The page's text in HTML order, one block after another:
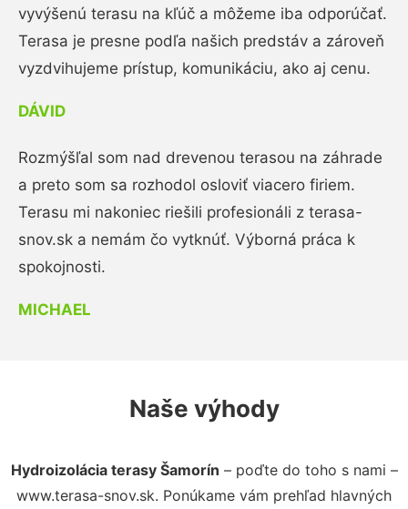
vyvýšenú terasu na kľúč a môžeme iba odporúčať.
Terasa je presne podľa našich predstáv a zároveň
vyzdvihujeme prístup, komunikáciu, ako aj cenu.
DÁVID
Rozmýšľal som nad drevenou terasou na záhrade
a preto som sa rozhodol osloviť viacero firiem.
Terasu mi nakoniec riešili profesionáli z terasa-
snov.sk a nemám čo vytknúť. Výborná práca k
spokojnosti.
MICHAEL
Naše výhody
Hydroizolácia terasy Šamorín – poďte do toho s nami –
www.terasa-snov.sk. Ponúkame vám prehľad hlavných